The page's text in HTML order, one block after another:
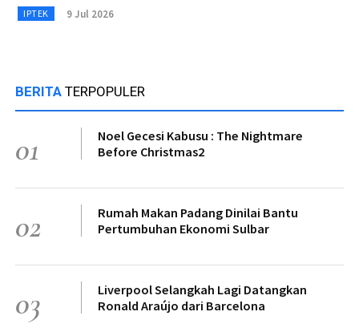
IPTEK 9 Jul 2026
BERITA TERPOPULER
01
Noel Gecesi Kabusu : The Nightmare
Before Christmas2
02
Rumah Makan Padang Dinilai Bantu
Pertumbuhan Ekonomi Sulbar
03
Liverpool Selangkah Lagi Datangkan
Ronald Araújo dari Barcelona